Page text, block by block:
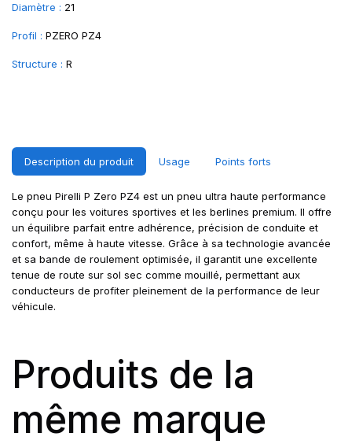
Diamètre : 21
Profil : PZERO PZ4
Structure : R
Description du produit Usage Points forts
Le pneu Pirelli P Zero PZ4 est un pneu ultra haute performance
conçu pour les voitures sportives et les berlines premium. Il offre
un équilibre parfait entre adhérence, précision de conduite et
confort, même à haute vitesse. Grâce à sa technologie avancée
et sa bande de roulement optimisée, il garantit une excellente
tenue de route sur sol sec comme mouillé, permettant aux
conducteurs de profiter pleinement de la performance de leur
véhicule.
Produits de la
même marque